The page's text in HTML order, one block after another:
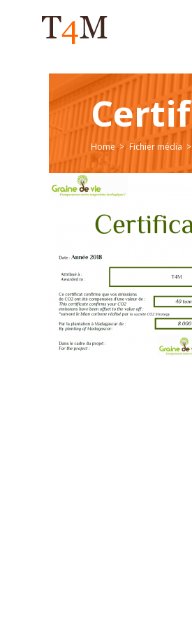
Home Fichier média